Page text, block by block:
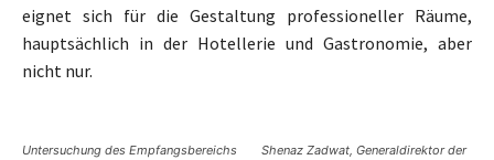
eignet sich für die Gestaltung professioneller Räume,
hauptsächlich in der Hotellerie und Gastronomie, aber
nicht nur.
Untersuchung des Empfangsbereichs
Shenaz Zadwat, Generaldirektor der